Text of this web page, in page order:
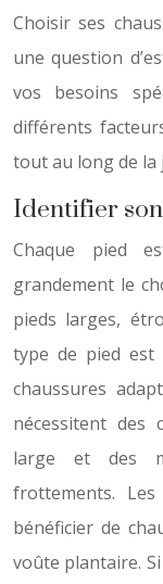
Choisir ses
une question
vos besoins
différents
tout au long de la
Identifier
Chaque pied
grandement le
pieds larges,
type de pied
chaussures
nécessitent des
large et des
frottements.
bénéficier de
voûte plantaire.